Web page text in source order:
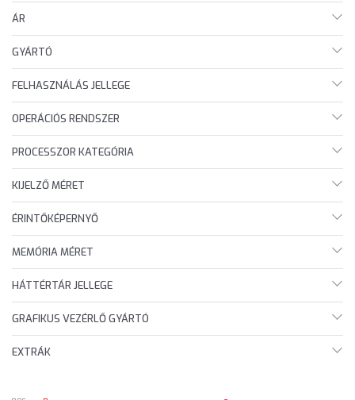
ÁR
GYÁRTÓ
FELHASZNÁLÁS JELLEGE
OPERÁCIÓS RENDSZER
PROCESSZOR KATEGÓRIA
KIJELZŐ MÉRET
ÉRINTŐKÉPERNYŐ
MEMÓRIA MÉRET
HÁTTÉRTÁR JELLEGE
GRAFIKUS VEZÉRLŐ GYÁRTÓ
EXTRÁK